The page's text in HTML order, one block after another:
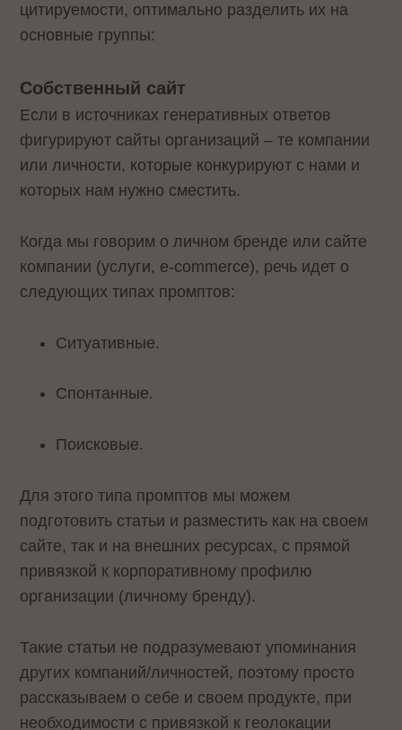
цитируемости, оптимально разделить их на
основные группы:
Собственный сайт
Если в источниках генеративных ответов
фигурируют сайты организаций – те компании
или личности, которые конкурируют с нами и
которых нам нужно сместить.
Когда мы говорим о личном бренде или сайте
компании (услуги, e-commerce), речь идет о
следующих типах промптов:
Ситуативные.
Спонтанные.
Поисковые.
Для этого типа промптов мы можем
подготовить статьи и разместить как на своем
сайте, так и на внешних ресурсах, с прямой
привязкой к корпоративному профилю
организации (личному бренду).
Такие статьи не подразумевают упоминания
других компаний/личностей, поэтому просто
рассказываем о себе и своем продукте, при
необходимости с привязкой к геолокации